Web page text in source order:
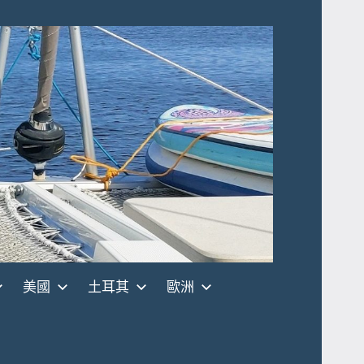
美國 土耳其 歐洲